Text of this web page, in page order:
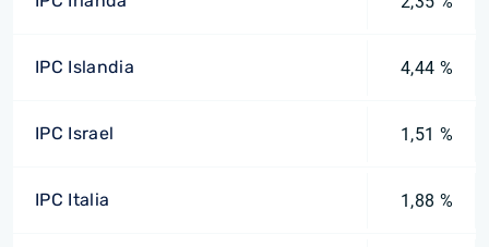
IPC Islandia 4,44 %
IPC Israel 1,51 %
IPC Italia 1,88 %